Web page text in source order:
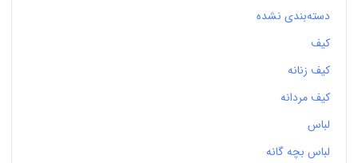
دسته‌بندی نشده
کیف
کیف زنانه
کیف مردانه
لباس
لباس بچه گانه